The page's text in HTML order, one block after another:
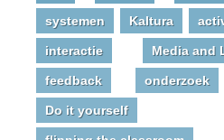
systemen Kaltura
interactie Media and
feedback onderzoek
Do it yourself